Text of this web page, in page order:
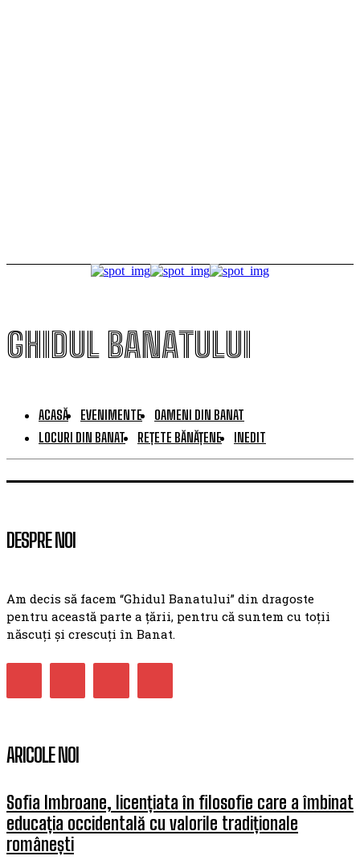
GHIDUL BANATULUI
ACASĂ EVENIMENTE
OAMENI DIN BANAT
LOCURI DIN BANAT
REȚETE BĂNĂȚENE INEDIT
DESPRE NOI
Am decis să facem “Ghidul Banatului” din dragoste
pentru această parte a țării, pentru că suntem cu toții
născuți și crescuți în Banat.
ARICOLE NOI
Sofia Imbroane, licențiata în filosofie care a îmbinat
educația occidentală cu valorile tradiționale
românești